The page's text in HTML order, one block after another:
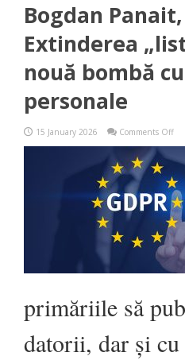
Bogdan
Extinderea
nouă bombă
personale
15 January 2026 Comments Offon
Data
la
cu
și
primăriile să
datorii, dar și